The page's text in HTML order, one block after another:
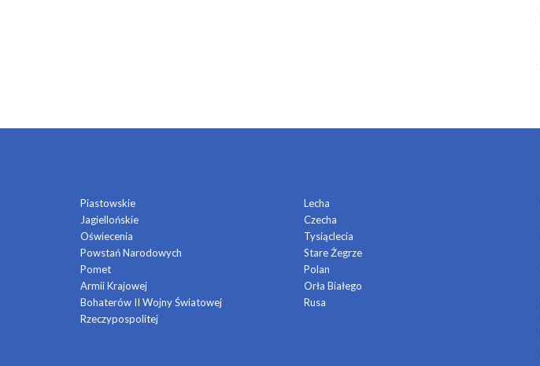
Piastowskie
Jagiellońskie
Oświecenia
Powstań Narodowych
Pomet
Armii Krajowej
Bohaterów II Wojny Światowej
Rzeczypospolitej
Lecha
Czecha
Tysiąclecia
Stare Żegrze
Polan
Orła Białego
Rusa